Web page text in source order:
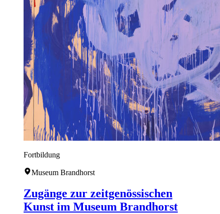
Fortbildung
Museum Brandhorst
Zugänge zur zeitgenössischen
Kunst im Museum Brandhorst